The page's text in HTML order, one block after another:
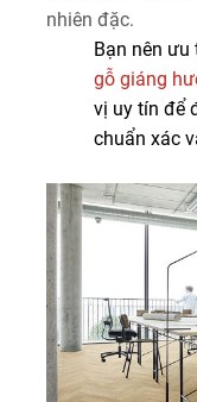
nhiên đặc.
Bạn nên
gỗ giáng
vị uy tín để
chuẩn xác